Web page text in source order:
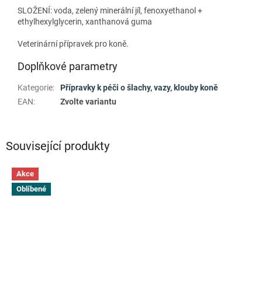
Související produkty
Akce
Oblíbené
SLOŽENÍ: voda, zelený minerální jíl, fenoxyethanol +
ethylhexylglycerin, xanthanová guma
Veterinární přípravek pro koně.
Doplňkové parametry
Kategorie:
Přípravky k péči o šlachy, vazy, klouby koně
EAN: Zvolte variantu